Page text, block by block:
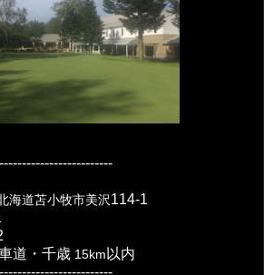
海道苫小牧市美沢 114-1
道・千歳 15km 以内